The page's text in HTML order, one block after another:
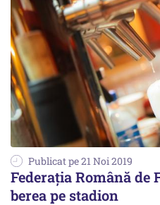
Publicat pe 21 Noi 2019
Federaţia Română de
berea pe stadion